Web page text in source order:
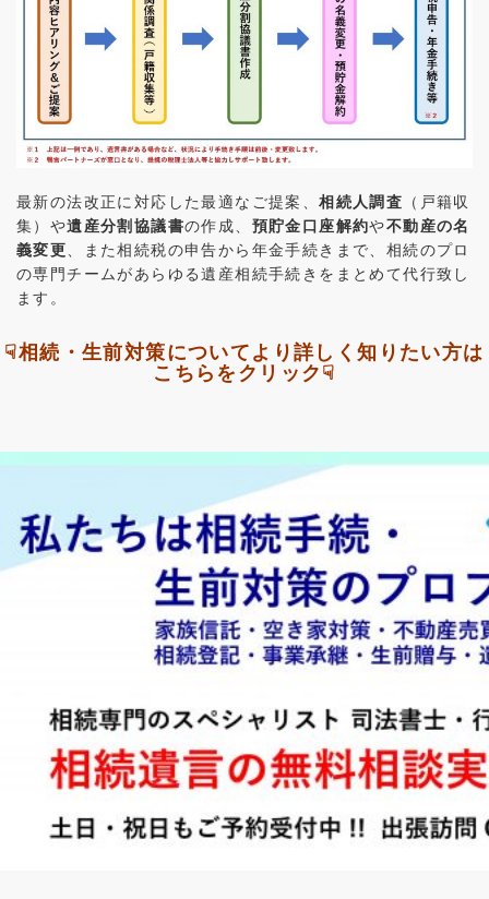
最新の法改正に対応した最適なご提案、相続人調査 （戸籍収
集）や遺産分割協議書の作成、 預貯金口座解約や不動産の名
義変更 、また相続税の申告から年金手続きまで、相続のプロ
の専門チームがあらゆる遺産相続手続きをまとめて代行致し
ます。
☟相続・生前対策についてより詳しく知りたい方は
こちらをクリック☟